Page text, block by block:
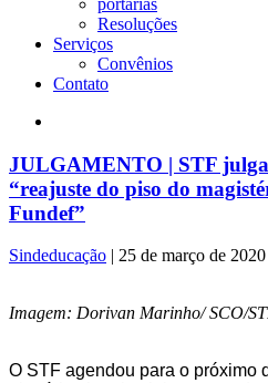
Resoluções
Serviços
Convênios
Contato
JULGAMENTO | STF
“reajuste do piso do
Fundef”
Sindeducação | 25 de março de 2020
Imagem: Dorivan Marinho/ SCO/
O STF agendou para o próximo